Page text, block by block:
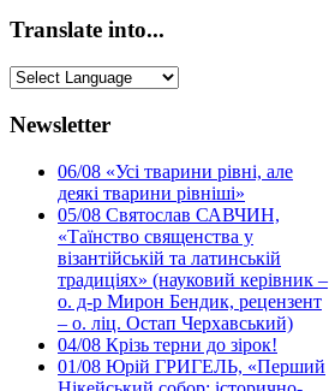
Translate into...
Newsletter
06/08 «Усі тварини рівні, але
деякі тварини рівніші»
05/08 Святослав САВЧИН,
«Таїнство священства у
візантійській та латинській
традиціях» (науковий керівник –
о. д-р Мирон Бендик, рецензент
– о. ліц. Остап Черхавський)
04/08 Крізь терни до зірок!
01/08 Юрій ГРИГЕЛЬ, «Перший